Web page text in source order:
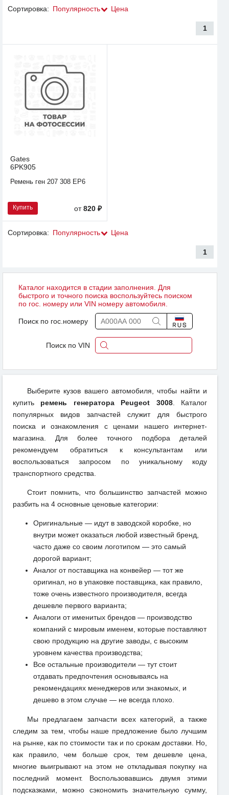
Сортировка: Популярность Цена
1
Gates
6PK905
Ремень ген 207 308 EP6
Купить от820 ₽
Сортировка: Популярность Цена
1
Каталог находится в стадии заполнения. Для
быстрого и точного поиска воспользуйтесь поиском
по гос. номеру или VIN номеру автомобиля.
Поиск по гос.номеру
Поиск по VIN
Выберите кузов вашего автомобиля, чтобы найти и
купить ремень генератора Peugeot 3008. Каталог
популярных видов запчастей служит для быстрого
поиска и ознакомления с ценами нашего интернет-
магазина. Для более точного подбора деталей
рекомендуем обратиться к консультантам или
воспользоваться запросом по уникальному коду
транспортного средства.
Стоит помнить, что большинство запчастей можно
разбить на 4 основные ценовые категории:
Оригинальные — идут в заводской коробке, но
внутри может оказаться любой известный бренд,
часто даже со своим логотипом — это самый
дорогой вариант;
Аналог от поставщика на конвейер — тот же
оригинал, но в упаковке поставщика, как правило,
тоже очень известного производителя, всегда
дешевле первого варианта;
Аналоги от именитых брендов — производство
компаний с мировым именем, которые поставляют
свою продукцию на другие заводы, с высоким
уровнем качества производства;
Все остальные производители — тут стоит
отдавать предпочтения основываясь на
рекомендациях менеджеров или знакомых, и
дешево в этом случае — не всегда плохо.
Мы предлагаем запчасти всех категорий, а также
следим за тем, чтобы наше предложение было лучшим
на рынке, как по стоимости так и по срокам доставки. Но,
как правило, чем больше срок, тем дешевле цена,
многие выигрывают на этом не откладывая покупку на
последний момент. Воспользовавшись двумя этими
подсказками, можно сэкономить значительную сумму,